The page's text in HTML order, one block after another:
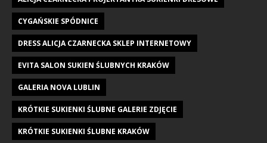
CYGAŃSKIE SPÓDNICE
DRESS ALICJA CZARNECKA SKLEP INTERNETOWY
EVITA SALON SUKIEN ŚLUBNYCH KRAKÓW
GALERIA NOVA LUBLIN
KRÓTKIE SUKIENKI ŚLUBNE GALERIE ZDJĘCIE
KRÓTKIE SUKIENKI ŚLUBNE KRAKÓW